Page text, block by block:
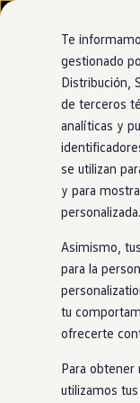
Ir
directamente
al contenido
Ir
directamente
al pie de
página
Nuevo ID.
Vehículos
Compra y
My
My Way
Seguros
Empresas
Eléctricos e
Más
Plan Auto
Etiquetas
Simulador
Carga y
dela
En el caso de los
Nuestros puntos
certificación del
Te
gestionado
Distribución,
de terceros
analíticas y
se utilizan
y para
personalizada.
Asimismo,
para la
tu
ofrecerte
Para
utilizamos